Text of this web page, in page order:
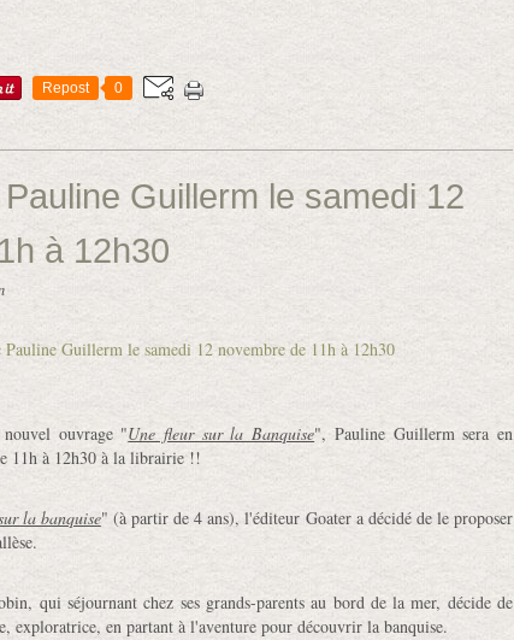
Repost 0
Guillerm le samedi 12
à 12h30
ouvrage "Une fleur sur la Banquise", Pauline Guillerm sera en
11h à 12h30 à la librairie !!
la banquise" (à partir de 4 ans), l'éditeur Goater a décidé de le proposer
qui séjournant chez ses grands-parents au bord de la mer, décide de
exploratrice, en partant à l'aventure pour découvrir la banquise.